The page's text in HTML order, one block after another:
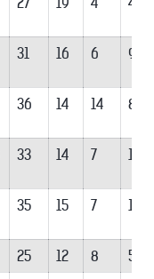
31 16 6 9
36 14 14 8
33 14 7 12
35 15 7 13
25 12 8
5